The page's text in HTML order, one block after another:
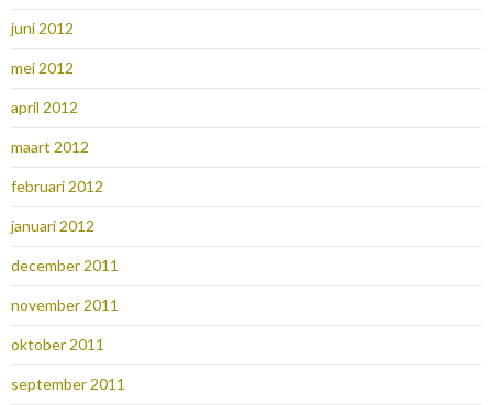
juni 2012
mei 2012
april 2012
maart 2012
februari 2012
januari 2012
december 2011
november 2011
oktober 2011
september 2011